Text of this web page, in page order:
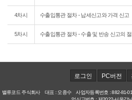
4차시 수출입통관 절차 - 납세신고와 가격 신고
5차시 수출입통관 절차 - 수출 및 반송 신고의
로그인 PC버전
밸류코드 주식회사 대표 : 오종수 사업자등록번호 : 882-81-